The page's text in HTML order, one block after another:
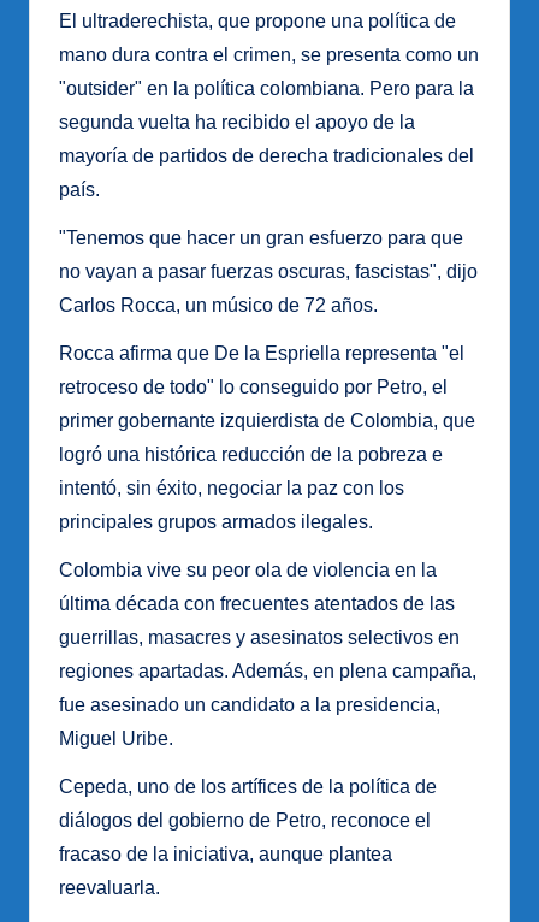
El ultraderechista, que propone una política de
mano dura contra el crimen, se presenta como un
"outsider" en la política colombiana. Pero para la
segunda vuelta ha recibido el apoyo de la
mayoría de partidos de derecha tradicionales del
país.
"Tenemos que hacer un gran esfuerzo para que
no vayan a pasar fuerzas oscuras, fascistas", dijo
Carlos Rocca, un músico de 72 años.
Rocca afirma que De la Espriella representa "el
retroceso de todo" lo conseguido por Petro, el
primer gobernante izquierdista de Colombia, que
logró una histórica reducción de la pobreza e
intentó, sin éxito, negociar la paz con los
principales grupos armados ilegales.
Colombia vive su peor ola de violencia en la
última década con frecuentes atentados de las
guerrillas, masacres y asesinatos selectivos en
regiones apartadas. Además, en plena campaña,
fue asesinado un candidato a la presidencia,
Miguel Uribe.
Cepeda, uno de los artífices de la política de
diálogos del gobierno de Petro, reconoce el
fracaso de la iniciativa, aunque plantea
reevaluarla.